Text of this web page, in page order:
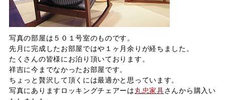
写真の部屋は５０１号室のものです。
先月に完成したお部屋ではや１ヶ月余りが経ちました。
たくさんの皆様にお泊り頂いております。
祥吉に今までなかったお部屋です。
ちょっと贅沢して頂くには最適かと思っています。
写真にありますロッキングチェアーは丸忠家具さんから購入い